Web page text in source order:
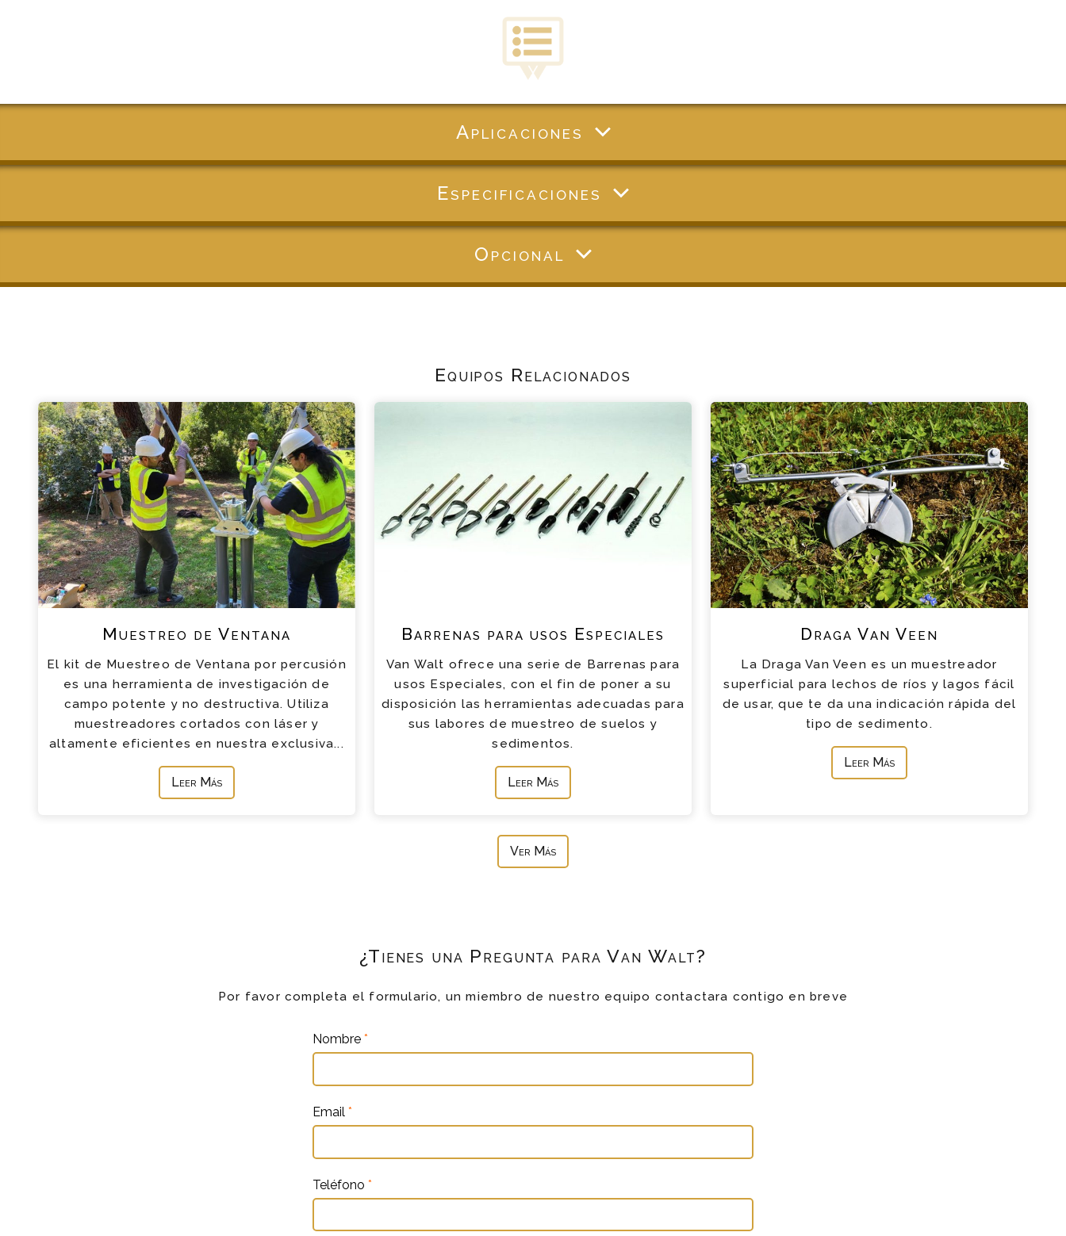
Aplicaciones
Especificaciones
Opcional
Equipos Relacionados
Muestreo de Ventana
El kit de Muestreo de Ventana por percusión
es una herramienta de investigación de
campo potente y no destructiva. Utiliza
muestreadores cortados con láser y
altamente eficientes en nuestra exclusiva...
Leer Más
Barrenas para usos Especiales
Van Walt ofrece una serie de Barrenas para
usos Especiales, con el fin de poner a su
disposición las herramientas adecuadas para
sus labores de muestreo de suelos y
sedimentos.
Leer Más
Draga Van Veen
La Draga Van Veen es un muestreador
superficial para lechos de ríos y lagos fácil
de usar, que te da una indicación rápida del
tipo de sedimento.
Leer Más
Ver Más
¿Tienes una Pregunta para Van Walt?
Por favor completa el formulario, un miembro de nuestro equipo contactara contigo en breve
Nombre *
Email *
Teléfono *